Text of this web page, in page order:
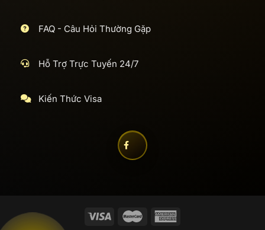
FAQ - Câu Hỏi Thường Gặp
Hỗ Trợ Trực Tuyến 24/7
Kiến Thức Visa